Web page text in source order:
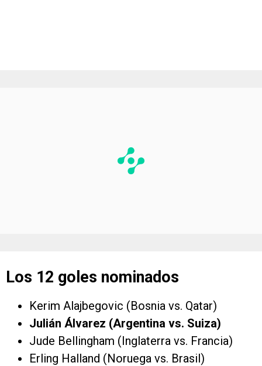
Los 12 goles nominados
Kerim Alajbegovic (Bosnia vs. Qatar)
Julián Álvarez (Argentina vs. Suiza)
Jude Bellingham (Inglaterra vs. Francia)
Erling Halland (Noruega vs. Brasil)